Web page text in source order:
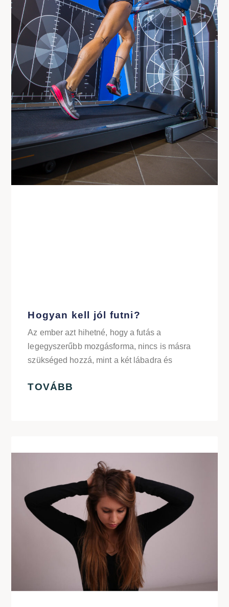
Hogyan kell jól futni?
Az ember azt hihetné, hogy a futás a
legegyszerűbb mozgásforma, nincs is másra
szükséged hozzá, mint a két lábadra és
TOVÁBB